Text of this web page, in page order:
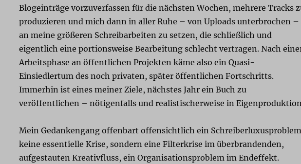
Blogeinträge vorzuverfassen für die nächsten Wochen, mehrere Tracks
produzieren und mich dann in aller Ruhe – von Uploads unterbrochen –
an meine größeren Schreibarbeiten zu setzen, die schließlich und
eigentlich eine portionsweise Bearbeitung schlecht vertragen. Nach
Arbeitsphase an öffentlichen Projekten käme also ein Quasi-
Einsiedlertum des noch privaten, später öffentlichen Fortschritts.
Immerhin ist eines meiner Ziele, nächstes Jahr ein Buch zu
veröffentlichen – nötigenfalls und realistischerweise in
Mein Gedankengang offenbart offensichtlich ein
keine essentielle Krise, sondern eine Filterkrise im überbrandenden,
aufgestauten Kreativfluss, ein Organisationsproblem im Endeffekt.